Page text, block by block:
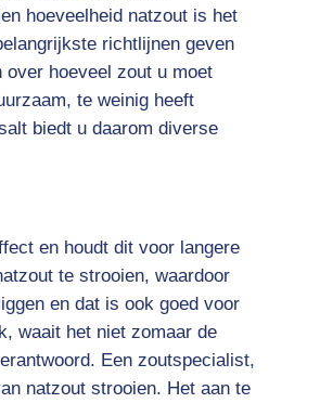
hoeveelheid natzout is het
richtlijnen geven
hoeveel zout u moet
te weinig heeft
biedt u daarom diverse
en houdt dit voor langere
te strooien, waardoor
en dat is ook goed voor
waait het niet zomaar de
Een zoutspecialist,
natzout strooien. Het aan te